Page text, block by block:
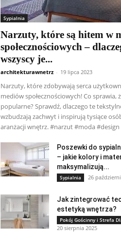
Sypialnia
Narzuty, które są hitem w
społecznościowych –
wszyscy je...
architekturawnetrz - 19 lipca 2023
Narzuty, które zdobywają serca
mediów społecznościowych! Co sprawia,
popularne? Sprawdź, dlaczego te
wzbudzają zachwyt i inspirują tysiące
aranżacji wnętrz. #narzut #moda #design
Poszewki do
– jakie kolory i
maksymalizują...
Sypialnia 26
Jak zintegrować
estetyką wnętrza?
Pokój Gościnny i Strefa
20 sierpnia 2025